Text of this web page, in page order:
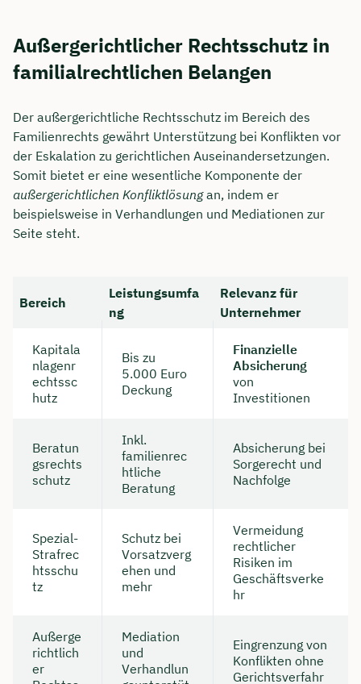
Außergerichtlicher Rechtsschutz in
familialrechtlichen Belangen
Der außergerichtliche Rechtsschutz im Bereich des
Familienrechts gewährt Unterstützung bei Konflikten vor
der Eskalation zu gerichtlichen Auseinandersetzungen.
Somit bietet er eine wesentliche Komponente der
außergerichtlichen Konfliktlösungan, indem er
beispielsweise in Verhandlungen und Mediationen zur
Seite steht.
Bereich
Leistungsumfa
ng
Relevanz für
Unternehmer
Kapitala
nlagenr
echtssc
hutz
Bis zu
5.000 Euro
Deckung
Finanzielle
Absicherung
von
Investitionen
Beratun
gsrechts
schutz
Inkl.
familienrec
htliche
Beratung
Absicherung bei
Sorgerecht und
Nachfolge
Spezial-
Strafrec
htsschu
tz
Schutz bei
Vorsatzverg
ehen und
mehr
Vermeidung
rechtlicher
Risiken im
Geschäftsverke
hr
Außerge
richtlich
er
Mediation
und
Verhandlun
Eingrenzung von
Konflikten ohne
Gerichtsverfahr